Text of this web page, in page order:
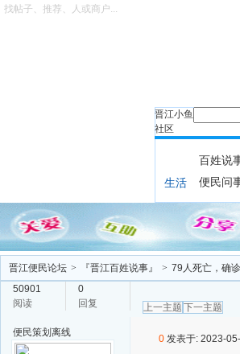
晋江小鱼
社区
找帖子、推荐、人或商户...
生活
百姓说
便民问
晋江便民论坛 > 『晋江百姓说事』 > 79人死亡，确
50901
阅读
0
回复
上一主题 下一主题
便民策划 离线
0 发表于: 2023-